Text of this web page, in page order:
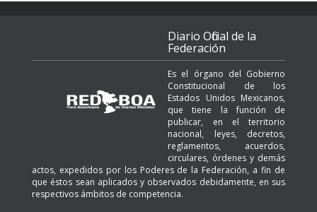
Diario Oficial de la
Federación
Es el órgano del Gobierno
Constitucional de los
Estados Unidos Mexicanos,
que tiene la función de
publicar, en el territorio
nacional, leyes, decretos,
reglamentos, acuerdos,
circulares, órdenes y demás
actos, expedidos por los Poderes de la Federación, a fin de
que éstos sean aplicados y observados debidamente, en sus
respectivos ámbitos de competencia.